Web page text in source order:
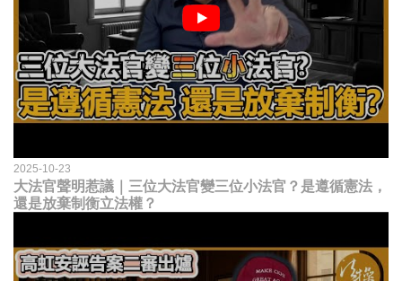
2025-10-23
大法官聲明惹議｜三位大法官變三位小法官？是遵循憲法，
還是放棄制衡立法權？